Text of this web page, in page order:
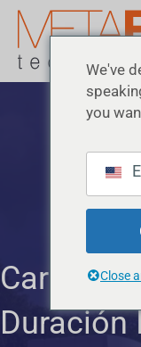
Duración
We've
you
Close